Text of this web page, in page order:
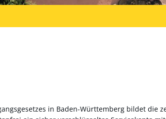
in Baden-Württemberg bildet die